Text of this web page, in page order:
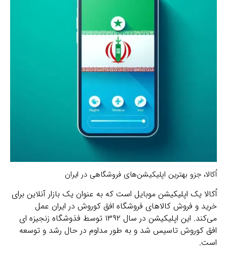
اُکالا، جزو بهترین اپلیکیشن‌های فروشگاهی در ایران
اُکالا یک اپلیکیشن موبایل است که به عنوان یک بازار آنلاین برای
خرید و فروش کالاهای فروشگاه افق کوروش در ایران عمل
می‌کند. این اپلیکیشن در سال ۱۳۹۲ توسط فذوشگاه زنجیزه ای
افق کوروش تاسیس شد و به طور مداوم در حال رشد و توسعه
است.